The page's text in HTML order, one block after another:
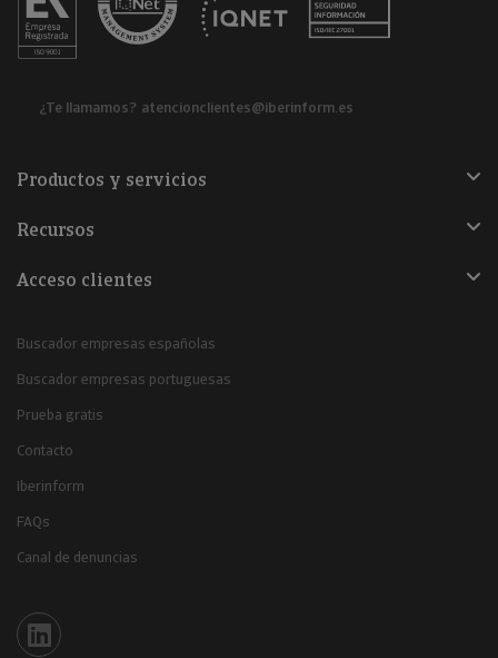
¿Te llamamos? atencionclientes@iberinform.es
Productos y servicios
Recursos
Acceso clientes
Buscador empresas españolas
Buscador empresas portuguesas
Prueba gratis
Contacto
Iberinform
FAQs
Canal de denuncias
Iberinform en Linkedin